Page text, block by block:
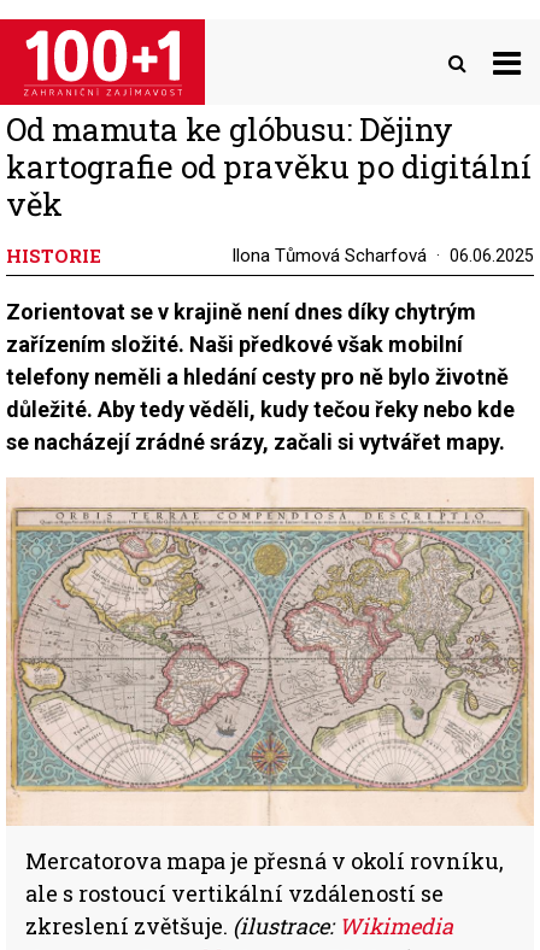
Přejít
hlavnímu
obsahu
Od mamuta ke glóbusu: Dějiny
kartografie od pravěku po digitální
věk
HISTORIE Ilona Tůmová Scharfová 06.06.2025
Zorientovat se v krajině není dnes díky chytrým
zařízením složité. Naši předkové však mobilní
telefony neměli a hledání cesty pro ně bylo životně
důležité. Aby tedy věděli, kudy tečou řeky nebo kde
se nacházejí zrádné srázy, začali si vytvářet mapy.
Mercatorova mapa je přesná v okolí rovníku,
ale s rostoucí vertikální vzdáleností se
zkreslení zvětšuje. (ilustrace: Wikimedia